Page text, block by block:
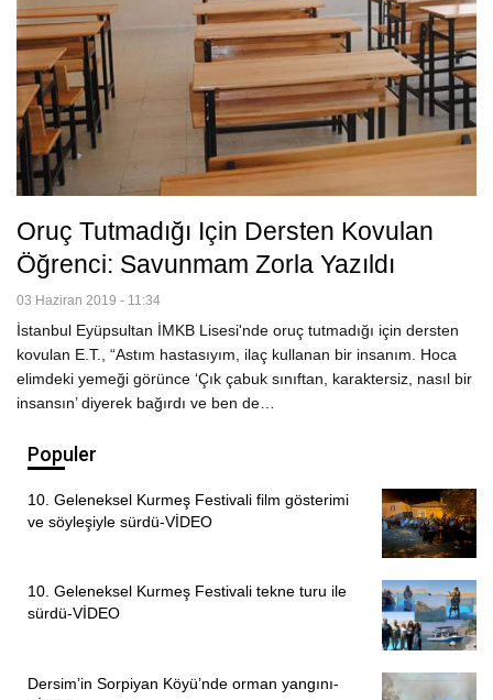
Oruç Tutmadığı Için Dersten Kovulan
Öğrenci: Savunmam Zorla Yazıldı
03 Haziran 2019 - 11:34
İstanbul Eyüpsultan İMKB Lisesi'nde oruç tutmadığı için dersten
kovulan E.T., “Astım hastasıyım, ilaç kullanan bir insanım. Hoca
elimdeki yemeği görünce ‘Çık çabuk sınıftan, karaktersiz, nasıl bir
insansın’ diyerek bağırdı ve ben de…
Populer
10. Geleneksel Kurmeş Festivali film gösterimi
ve söyleşiyle sürdü-VİDEO
10. Geleneksel Kurmeş Festivali tekne turu ile
sürdü-VİDEO
Dersim’in Sorpiyan Köyü’nde orman yangını-